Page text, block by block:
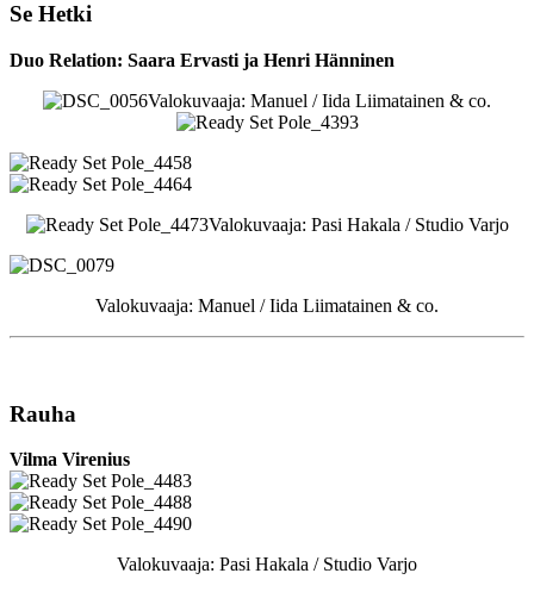
Se Hetki
Duo Relation: Saara Ervasti ja Henri Hänninen
Valokuvaaja: Manuel / Iida Liimatainen & co.
Valokuvaaja: Pasi Hakala / Studio Varjo
Valokuvaaja: Manuel / Iida Liimatainen & co.
Rauha
Vilma Virenius
Valokuvaaja: Pasi Hakala / Studio Varjo